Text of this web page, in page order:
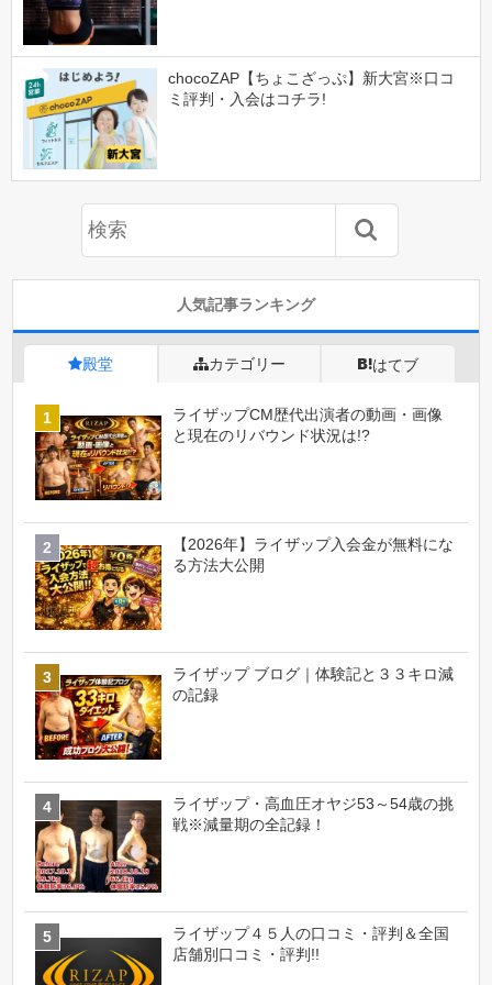
chocoZAP【ちょこざっぷ】新大宮※口コ
ミ評判・入会はコチラ!
人気記事ランキング
殿堂 カテゴリー はてブ
ライザップCM歴代出演者の動画・画像
と現在のリバウンド状況は!?
【2026年】ライザップ入会金が無料にな
る方法大公開
ライザップ ブログ｜体験記と３３キロ減
の記録
ライザップ・高血圧オヤジ53～54歳の挑
戦※減量期の全記録！
ライザップ４５人の口コミ・評判＆全国
店舗別口コミ・評判!!